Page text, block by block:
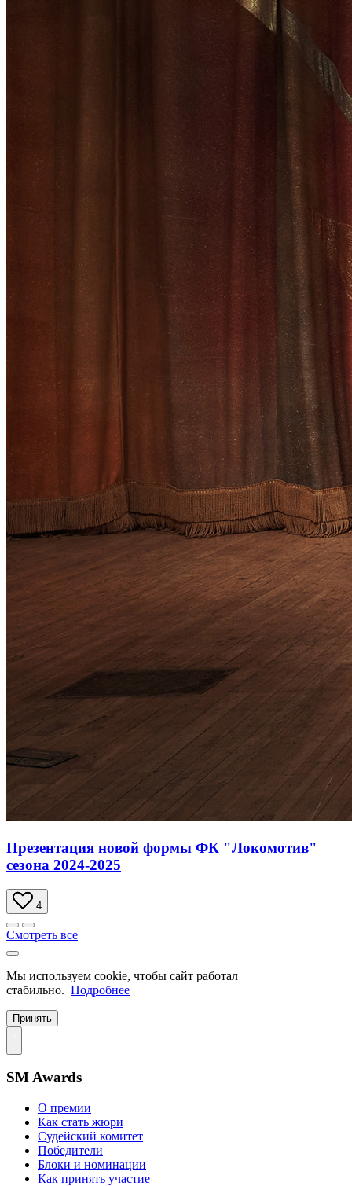
Презентация новой формы ФК "Локомотив"
сезона 2024-2025
4
Смотреть все
Мы используем cookie, чтобы сайт работал
стабильно. Подробнее
Принять
SM Awards
О премии
Как стать жюри
Судейский комитет
Победители
Блоки и номинации
Как принять участие